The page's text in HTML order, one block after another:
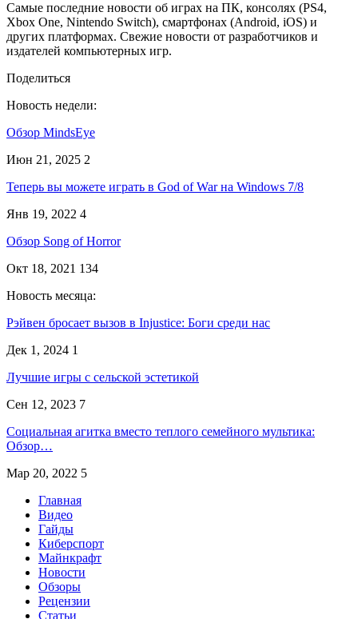
Самые последние новости об играх на ПК, консолях (PS4,
Xbox One, Nintendo Switch), смартфонах (Android, iOS) и
других платформах. Свежие новости от разработчиков и
издателей компьютерных игр.
Поделиться
Новость недели:
Обзор MindsEye
Июн 21, 2025 2
Теперь вы можете играть в God of War на Windows 7/8
Янв 19, 2022 4
Обзор Song of Horror
Окт 18, 2021 134
Новость месяца:
Рэйвен бросает вызов в Injustice: Боги среди нас
Дек 1, 2024 1
Лучшие игры с сельской эстетикой
Сен 12, 2023 7
Социальная агитка вместо теплого семейного мультика:
Обзор…
Мар 20, 2022 5
Главная
Видео
Гайды
Киберспорт
Майнкрафт
Новости
Обзоры
Рецензии
Статьи